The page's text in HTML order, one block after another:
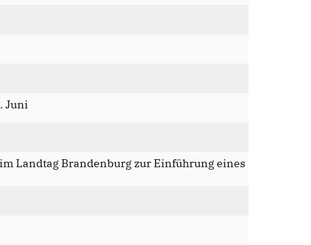
Juni
Landtag Brandenburg zur Einführung eines